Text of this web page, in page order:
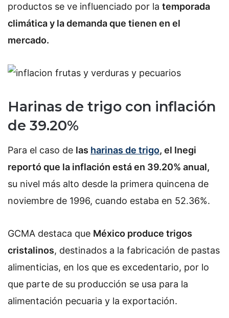
productos se ve influenciado por la temporada
climática y la demanda que tienen en el
mercado.
Harinas de trigo con inflación
de 39.20%
Para el caso de las harinas de trigo, el Inegi
reportó que la inflación está en 39.20% anual,
su nivel más alto desde la primera quincena de
noviembre de 1996, cuando estaba en 52.36%.
GCMA destaca que México produce trigos
cristalinos, destinados a la fabricación de pastas
alimenticias, en los que es excedentario, por lo
que parte de su producción se usa para la
alimentación pecuaria y la exportación.